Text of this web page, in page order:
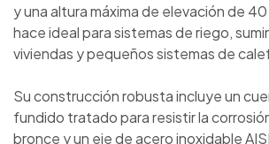
y una altura máxima de elevación de
hace ideal para sistemas de riego,
viviendas y pequeños sistemas de
Su construcción robusta incluye un
fundido tratado para resistir la
bronce y un eje de acero inoxidable